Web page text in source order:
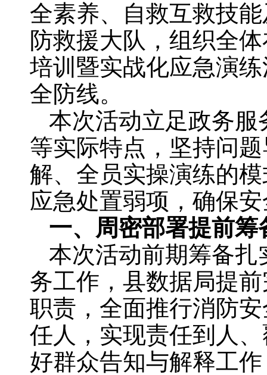
全素养、自救互救技
防救援大队，组织全
培训暨实战化应急演
全防线。
本次活动立足政务
等实际特点，坚持问
解、全员实操演练的
应急处置弱项，确保
一、周密部署提前
本次活动前期筹备
务工作，县数据局提
职责，全面推行消防
任人，实现责任到人
好群众告知与解释工